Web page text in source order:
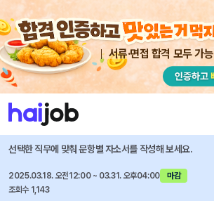
서류·면접 합격 모두 가능
채용공고 자소서 자유항목 자소서 내 작성목록
KT 즐겨찾기
2025년 대졸신입/석사 채용
선택한 직무에 맞춰 문항별 자소서를 작성해 보세요.
2025.03.18. 오전12:00 ~ 03.31. 오후04:00
마감
조회수 1,143